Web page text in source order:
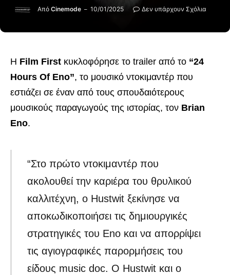
Από Cinemode 10/01/2025 Δεν υπάρχουν Σχόλια
Η Film First κυκλοφόρησε το trailer από το “24
Hours Of Eno”, το μουσικό ντοκιμαντέρ που
εστιάζει σε έναν από τους σπουδαιότερους
μουσικούς παραγωγούς της ιστορίας, τον Brian
Eno.
“Στο πρώτο ντοκιμαντέρ που
ακολουθεί την καριέρα του θρυλικού
καλλιτέχνη, ο Hustwit ξεκίνησε να
αποκωδικοποιήσει τις δημιουργικές
στρατηγικές του Eno και να απορρίψει
τις αγιογραφικές παρορμήσεις του
είδους music doc. Ο Hustwit και ο